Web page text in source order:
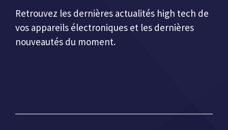
Retrouvez les dernières actualités high tech de
vos appareils électroniques et les dernières
nouveautés du moment.